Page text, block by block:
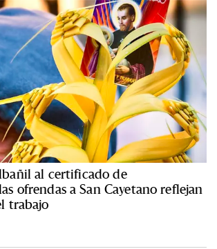
al certificado de
ofrendas a San Cayetano reflejan
trabajo